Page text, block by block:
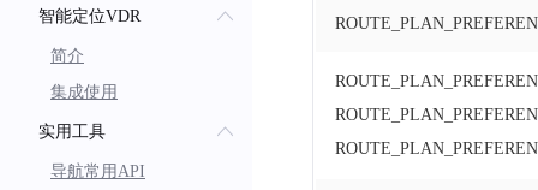
智能定位VDR
简介
集成使用
实用工具
导航常用API